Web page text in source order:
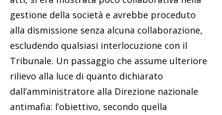
gestione della società e avrebbe proceduto
alla dismissione senza alcuna collaborazione,
escludendo qualsiasi interlocuzione con il
Tribunale. Un passaggio che assume ulteriore
rilievo alla luce di quanto dichiarato
dall’amministratore alla Direzione nazionale
antimafia: l’obiettivo, secondo quella